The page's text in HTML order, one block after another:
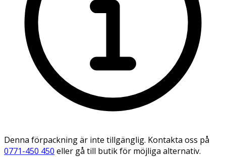
Denna förpackning är inte tillgänglig. Kontakta oss på
0771-450 450 eller gå till butik för möjliga alternativ.